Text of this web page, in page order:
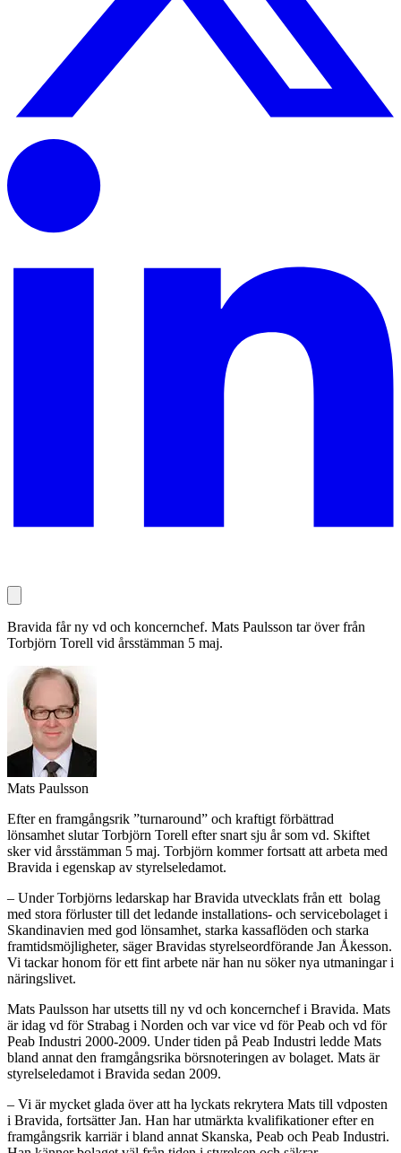
Bravida får ny vd och koncernchef. Mats Paulsson tar över från
Torbjörn Torell vid årsstämman 5 maj.
Mats Paulsson
Efter en framgångsrik ”turnaround” och kraftigt förbättrad
lönsamhet slutar Torbjörn Torell efter snart sju år som vd. Skiftet
sker vid årsstämman 5 maj. Torbjörn kommer fortsatt att arbeta med
Bravida i egenskap av styrelseledamot.
– Under Torbjörns ledarskap har Bravida utvecklats från ett bolag
med stora förluster till det ledande installations- och servicebolaget i
Skandinavien med god lönsamhet, starka kassaflöden och starka
framtidsmöjligheter, säger Bravidas styrelseordförande Jan Åkesson.
Vi tackar honom för ett fint arbete när han nu söker nya utmaningar i
näringslivet.
Mats Paulsson har utsetts till ny vd och koncernchef i Bravida. Mats
är idag vd för Strabag i Norden och var vice vd för Peab och vd för
Peab Industri 2000-2009. Under tiden på Peab Industri ledde Mats
bland annat den framgångsrika börsnoteringen av bolaget. Mats är
styrelseledamot i Bravida sedan 2009.
– Vi är mycket glada över att ha lyckats rekrytera Mats till vdposten
i Bravida, fortsätter Jan. Han har utmärkta kvalifikationer efter en
framgångsrik karriär i bland annat Skanska, Peab och Peab Industri.